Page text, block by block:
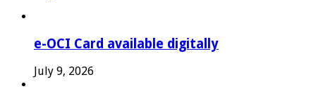
e-OCI Card available digitally
July 9, 2026